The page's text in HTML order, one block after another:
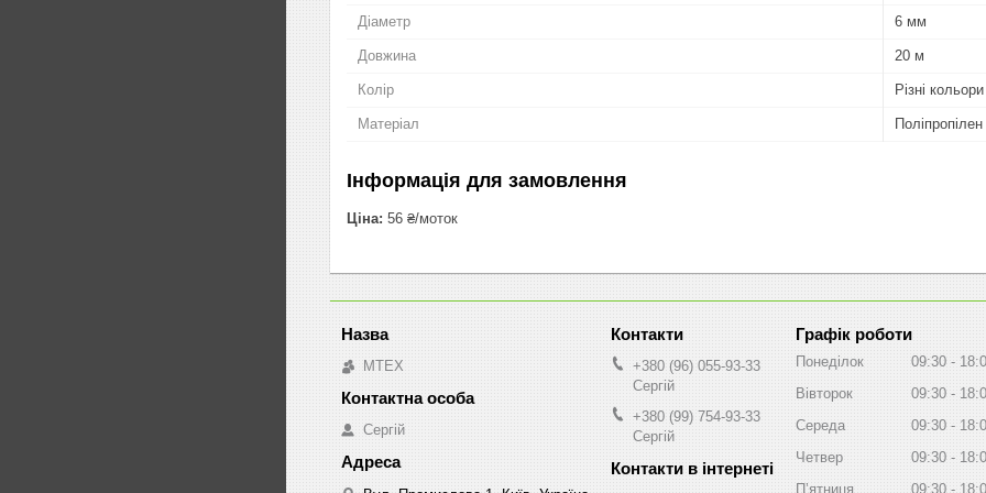
Діаметр 6 мм
Довжина 20 м
Колір Різні кольори
Матеріал Поліпропілен
Інформація для замовлення
Ціна: 56 ₴/моток
MTEX
Сергій
+380 (96) 055-93-33
Сергій
+380 (99) 754-93-33
Сергій
Графік роботи
Понеділок 09:30
Вівторок
09:30
Середа
09:30
Четвер
09:30
Пʼятниця
09:30